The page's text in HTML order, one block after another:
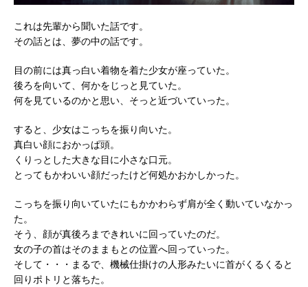
これは先輩から聞いた話です。
その話とは、夢の中の話です。
目の前には真っ白い着物を着た少女が座っていた。
後ろを向いて、何かをじっと見ていた。
何を見ているのかと思い、そっと近づいていった。
すると、少女はこっちを振り向いた。
真白い顔におかっぱ頭。
くりっとした大きな目に小さな口元。
とってもかわいい顔だったけど何処かおかしかった。
こっちを振り向いていたにもかかわらず肩が全く動いていなかっ
た。
そう、顔が真後ろまできれいに回っていたのだ。
女の子の首はそのままもとの位置へ回っていった。
そして・・・まるで、機械仕掛けの人形みたいに首がくるくると
回りポトリと落ちた。